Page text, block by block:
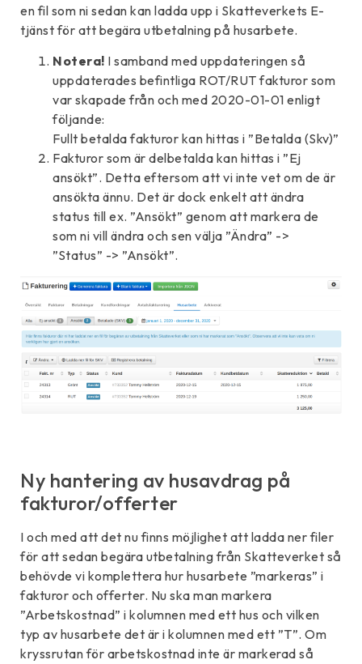
en fil som ni sedan kan ladda upp i Skatteverkets E-
tjänst för att begära utbetalning på husarbete.
Notera! I samband med uppdateringen så
uppdaterades befintliga ROT/RUT fakturor som
var skapade från och med 2020-01-01 enligt
följande:
Fullt betalda fakturor kan hittas i ”Betalda (Skv)”
Fakturor som är delbetalda kan hittas i ”Ej
ansökt”. Detta eftersom att vi inte vet om de är
ansökta ännu. Det är dock enkelt att ändra
status till ex. ”Ansökt” genom att markera de
som ni vill ändra och sen välja ”Ändra” ->
”Status” -> ”Ansökt”.
Ny hantering av husavdrag på
fakturor/offerter
I och med att det nu finns möjlighet att ladda ner filer
för att sedan begära utbetalning från Skatteverket så
behövde vi komplettera hur husarbete ”markeras” i
fakturor och offerter. Nu ska man markera
”Arbetskostnad” i kolumnen med ett hus och vilken
typ av husarbete det är i kolumnen med ett ”T”. Om
kryssrutan för arbetskostnad inte är markerad så